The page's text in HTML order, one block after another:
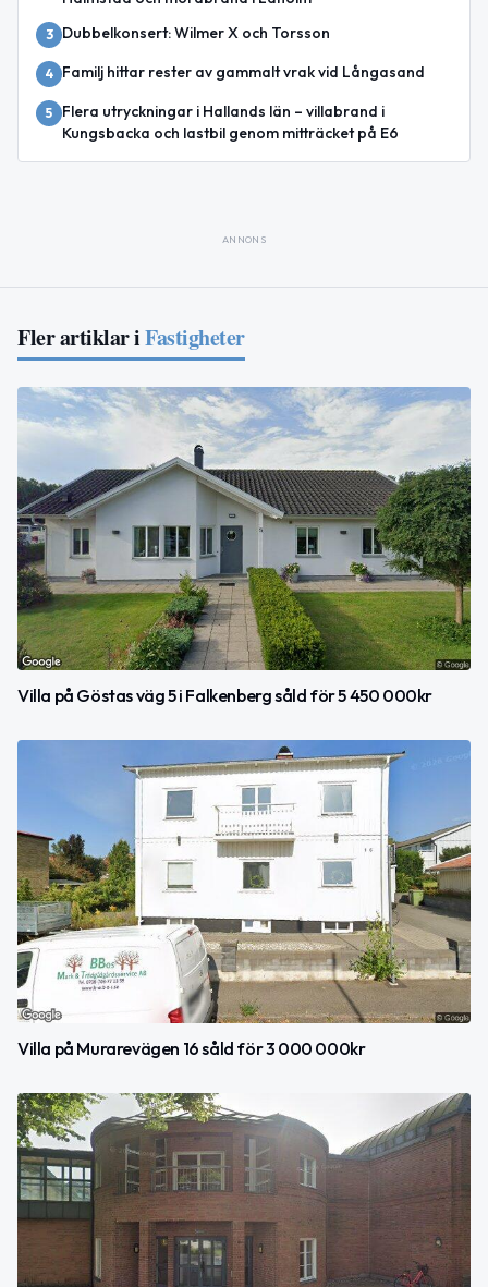
3 Dubbelkonsert: Wilmer X och Torsson
4 Familj hittar rester av gammalt vrak vid Långasand
5
Flera utryckningar i Hallands län – villabrand i
Kungsbacka och lastbil genom mitträcket på E6
ANNONS
Fler artiklar iFastigheter
Villa på Göstas väg 5 i Falkenberg såld för 5 450 000kr
Villa på Murarevägen 16 såld för 3 000 000kr